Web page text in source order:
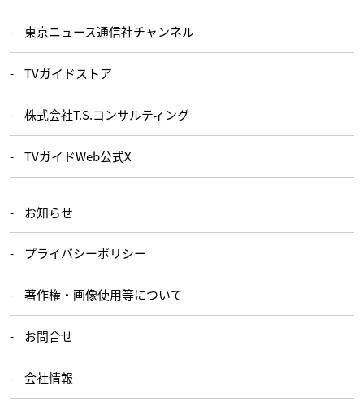
東京ニュース通信社チャンネル
TVガイドストア
株式会社T.S.コンサルティング
TVガイドWeb公式X
お知らせ
プライバシーポリシー
著作権・画像使用等について
お問合せ
会社情報